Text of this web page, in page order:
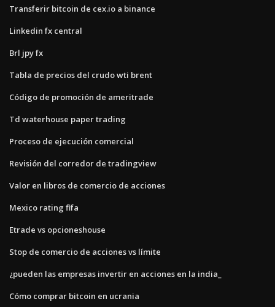
Transferir bitcoin de cex.io a binance
Linkedin fx central
Brl jpy fx
Tabla de precios del crudo wti brent
Código de promoción de ameritrade
Td waterhouse paper trading
Proceso de ejecución comercial
Revisión del corredor de tradingview
Valor en libros de comercio de acciones
Mexico rating fifa
Etrade vs opcioneshouse
Stop de comercio de acciones vs límite
¿pueden las empresas invertir en acciones en la india_
Cómo comprar bitcoin en ucrania